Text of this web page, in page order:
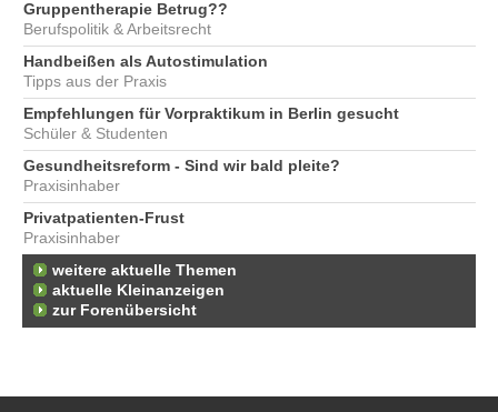
Gruppentherapie Betrug??
Berufspolitik & Arbeitsrecht
Handbeißen als Autostimulation
Tipps aus der Praxis
Empfehlungen für Vorpraktikum in Berlin gesucht
Schüler & Studenten
Gesundheitsreform - Sind wir bald pleite?
Praxisinhaber
Privatpatienten-Frust
Praxisinhaber
weitere aktuelle Themen
aktuelle Kleinanzeigen
zur Forenübersicht